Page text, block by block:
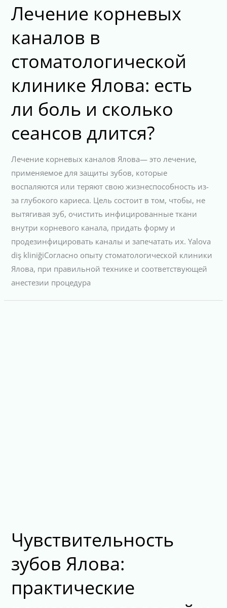
Лечение корневых
каналов в
стоматологической
клинике Ялова: есть
ли боль и сколько
сеансов длится?
Лечение корневых каналов Ялова— это лечение,
применяемое для защиты зубов, которые
воспаляются или теряют свою жизнеспособность из-
за глубокого кариеса. Цель состоит в том, чтобы, не
вытягивая зуб, очистить инфицированные ткани
внутри корневого канала, придать форму и
продезинфицировать каналы и запечатать их. Yalova
diş kliniğiСогласно опыту стоматологической клиники
Ялова, при правильной технике и соответствующей
анестезии процедура
Чувствительность
зубов Ялова:
практические